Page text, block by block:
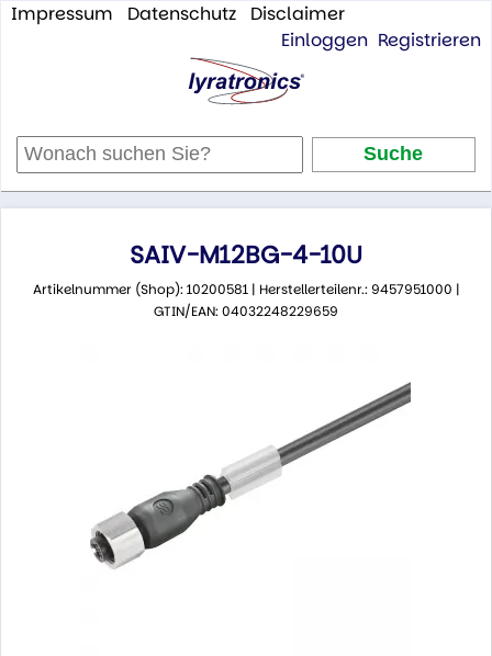
Impressum Datenschutz
Disclaimer
Einloggen Registrieren
SAIV-M12BG-4-10U
Artikelnummer (Shop): 10200581 | Herstellerteilenr.: 9457951000 |
GTIN/EAN: 04032248229659